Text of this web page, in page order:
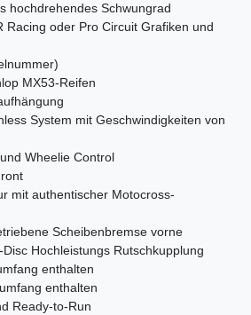
hochdrehendes Schwungrad
Racing oder Pro Circuit Grafiken und
MX53-Reifen
System mit Geschwindigkeiten von
Wheelie Control
mit authentischer Motocross-
Scheibenbremse vorne
Hochleistungs Rutschkupplung
enthalten
enthalten
Ready-to-Run